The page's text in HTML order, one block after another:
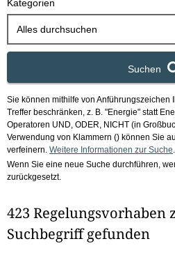
Kategorien
Alles durchsuchen
Suchen
Sie können mithilfe von Anführungszeichen
Treffer beschränken, z. B. "Energie" statt
Operatoren UND, ODER, NICHT (in
Verwendung von Klammern () können Sie
verfeinern. Weitere Informationen zur Suche
Wenn Sie eine neue Suche durchführen,
zurückgesetzt.
423 Regelungsvorhaben
Suchbegriff gefunden